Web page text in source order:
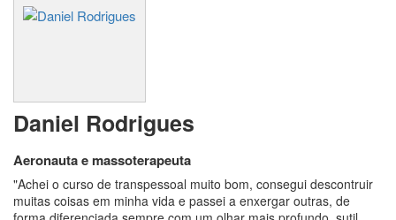
Daniel Rodrigues
Aeronauta e massoterapeuta
"Achei o curso de transpessoal muito bom, consegui descontruir
muitas coisas em minha vida e passei a enxergar outras, de